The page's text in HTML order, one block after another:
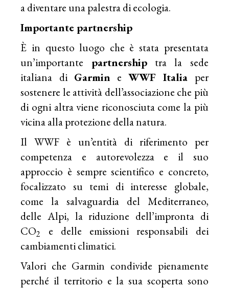
a diventare una palestra di ecologia.
Importante partnership
È in questo luogo che è stata presentata
un’importante partnershiptra la sede
italiana di Garmin eWWF Italia per
sostenere le attività dell’associazione che più
di ogni altra viene riconosciuta come la più
vicina alla protezione della natura.
Il WWF è un’entità di riferimento per
competenza e autorevolezza e il suo
approccio è sempre scientifico e concreto,
focalizzato su temi di interesse globale,
come la salvaguardia del Mediterraneo,
delle Alpi, la riduzione dell’impronta di
CO2
e delle emissioni responsabili dei
cambiamenti climatici.
Valori che Garmin condivide pienamente
perché il territorio e la sua scoperta sono